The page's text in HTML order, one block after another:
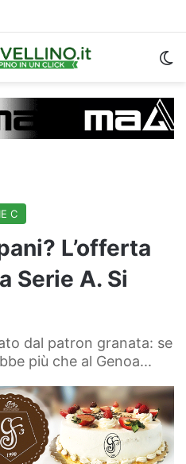
sulla formazione granata
C
L’offerta
Serie A. Si
dal patron granata: se
più che al Genoa...